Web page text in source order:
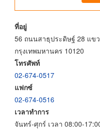
ที่อยู่
56 ถนนสาธุประดิษฐ์ 28 แข
กรุงเทพมหานคร 10120
โทรศัพท์
02-674-0517
แฟกซ์
02-674-0516
เวลาทำการ
จันทร์-ศุกร์ เวลา 08:00-